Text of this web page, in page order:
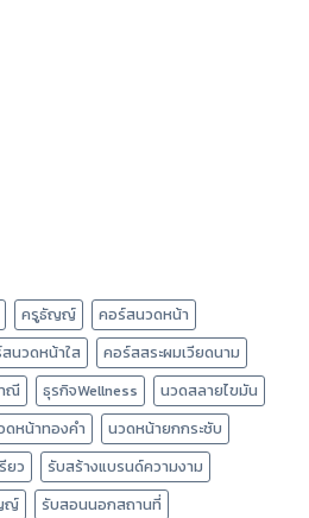
ครูธัญญ์
คอร์สนวดหน้า
นวดหน้าใส
คอร์สสระผมเวียดนาม
ณี ธุรกิจWellness
นวดสลายไขมัน
ดหน้าทองคำ
นวดหน้ายกกระชับ
ยว
รับสร้างแบรนด์ความงาม
ญ์
รับสอนนอกสถานที่